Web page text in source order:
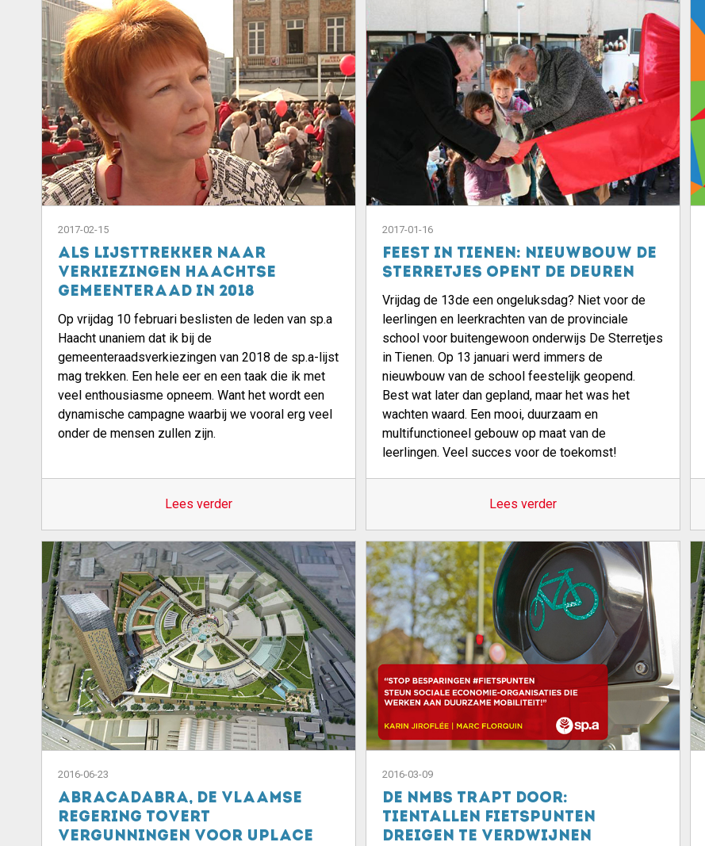
2017-02-15
Als lijsttrekker naar
verkiezingen Haachtse
gemeenteraad in 2018
Op vrijdag 10 februari beslisten de leden van sp.a
Haacht unaniem dat ik bij de
gemeenteraadsverkiezingen van 2018 de sp.a-lijst
mag trekken. Een hele eer en een taak die ik met
veel enthousiasme opneem. Want het wordt een
dynamische campagne waarbij we vooral erg veel
onder de mensen zullen zijn.
Lees verder
2017-01-16
Feest in Tienen: nieuwbouw De
Sterretjes opent de deuren
Vrijdag de 13de een ongeluksdag? Niet voor de
leerlingen en leerkrachten van de provinciale
school voor buitengewoon onderwijs De Sterretjes
in Tienen. Op 13 januari werd immers de
nieuwbouw van de school feestelijk geopend.
Best wat later dan gepland, maar het was het
wachten waard. Een mooi, duurzaam en
multifunctioneel gebouw op maat van de
leerlingen. Veel succes voor de toekomst!
Lees verder
2016-06-23
Abracadabra, de Vlaamse
regering tovert
vergunningen voor Uplace
2016-03-09
De NMBS trapt door:
tientallen fietspunten
dreigen te verdwijnen